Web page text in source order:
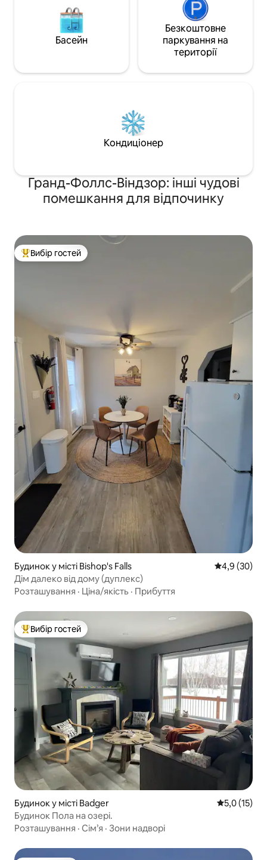
Басейн
Безкоштовне
паркування на
території
Кондиціонер
Гранд-Фоллс-Віндзор: інші чудові
помешкання для відпочинку
Топ вибір гостей
Вибір гостей
Будинок у місті Bishop's Falls Середня
4,9 (30)
Дім далеко від дому (дуплекс)
Розташування · Ціна/якість · Прибуття
Топ вибір гостей
Вибір гостей
Будинок у місті Badger Середня
5,0 (15)
Будинок Пола на озері.
Розташування · Сім’я · Зони надворі